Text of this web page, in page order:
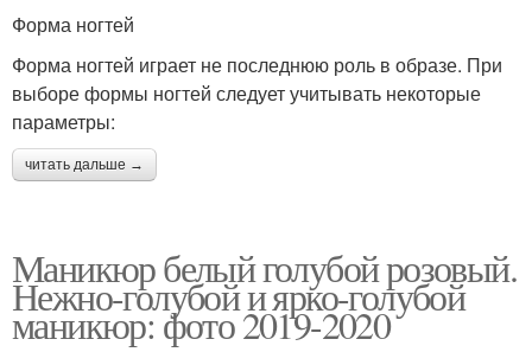
Форма ногтей
Форма ногтей играет не последнюю роль в образе. При
выборе формы ногтей следует учитывать некоторые
параметры:
читать дальше →
Маникюр белый голубой розовый.
Нежно-голубой и ярко-голубой
маникюр: фото 2019-2020